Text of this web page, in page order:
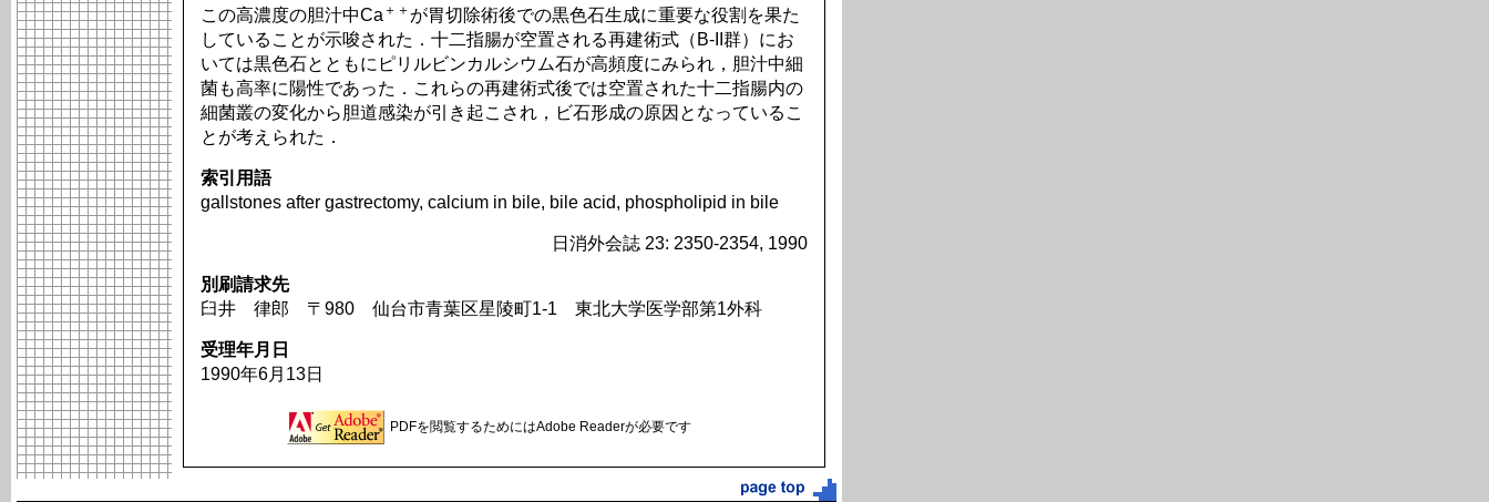
この高濃度の胆汁中Ca ＋＋ が胃切除術後での黒色石生成に重要な役割を果た
していることが示唆された．十二指腸が空置される再建術式（B-II群）にお
いては黒色石とともにピリルビンカルシウム石が高頻度にみられ，胆汁中細
菌も高率に陽性であった．これらの再建術式後では空置された十二指腸内の
細菌叢の変化から胆道感染が引き起こされ，ビ石形成の原因となっているこ
とが考えられた．
索引用語
gallstones after gastrectomy, calcium in bile, bile acid, phospholipid in bile
日消外会誌 23: 2350-2354, 1990
別刷請求先
臼井 律郎 〒980 仙台市青葉区星陵町1-1 東北大学医学部第1外科
受理年月日
1990年6月13日
PDFを閲覧するためにはAdobe Readerが必要です